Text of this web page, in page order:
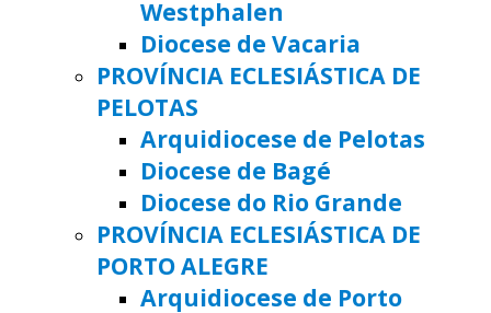
Westphalen
Diocese de Vacaria
PROVÍNCIA ECLESIÁSTICA DE
PELOTAS
Arquidiocese de Pelotas
Diocese de Bagé
Diocese do Rio Grande
PROVÍNCIA ECLESIÁSTICA DE
PORTO ALEGRE
Arquidiocese de Porto